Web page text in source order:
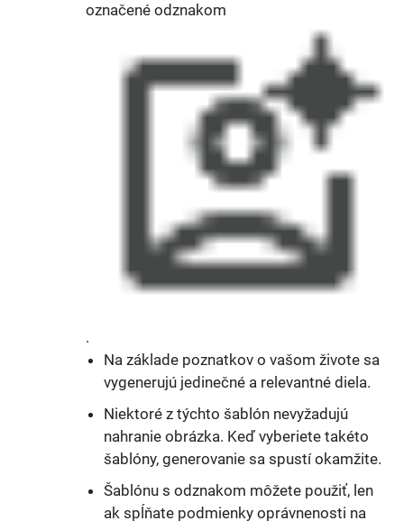
označené odznakom
.
Na základe poznatkov o vašom živote sa
vygenerujú jedinečné a relevantné diela.
Niektoré z týchto šablón nevyžadujú
nahranie obrázka. Keď vyberiete takéto
šablóny, generovanie sa spustí okamžite.
Šablónu s odznakom môžete použiť, len
ak spĺňate podmienky oprávnenosti na